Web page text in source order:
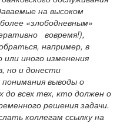
на высоком
«злободневным»
вовремя!),
например, в
или иного изменения
но и донести
выводы о
до всех тех, кто должен о
решения задачи.
коллегам ссылку на